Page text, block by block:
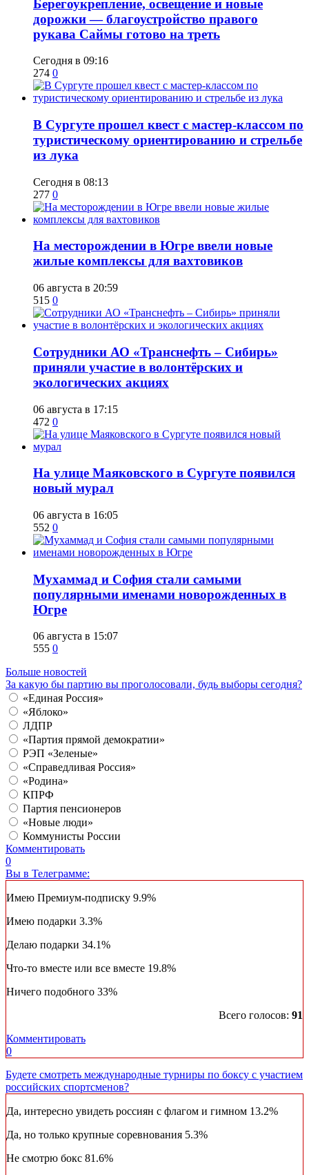
Берегоукрепление, освещение и новые
дорожки — благоустройство правого
рукава Саймы готово на треть
Сегодня в 09:16
274 0
В Сургуте прошел квест с мастер-классом по
туристическому ориентированию и стрельбе
из лука
Сегодня в 08:13
277 0
​На месторождении в Югре ввели новые
жилые комплексы для вахтовиков
06 августа в 20:59
515 0
Сотрудники АО «Транснефть – Сибирь»
приняли участие в волонтёрских и
экологических акциях
06 августа в 17:15
472 0
​На улице Маяковского в Сургуте появился
новый мурал
06 августа в 16:05
552 0
​Мухаммад и София стали самыми
популярными именами новорожденных в
Югре
06 августа в 15:07
555 0
Больше новостей
За какую бы партию вы проголосовали, будь выборы сегодня?
«Единая Россия»
«Яблоко»
ЛДПР
«Партия прямой демократии»
РЭП «Зеленые»
«Справедливая Россия»
«Родина»
КПРФ
Партия пенсионеров
«Новые люди»
Коммунисты России
Комментировать
0
Вы в Телеграмме:
Имею Премиум-подписку 9.9%
Имею подарки 3.3%
Делаю подарки 34.1%
Что-то вместе или все вместе 19.8%
Ничего подобного 33%
Всего голосов: 91
Комментировать
0
Будете смотреть международные турниры по боксу с участием
российских спортсменов?
Да, интересно увидеть россиян с флагом и гимном 13.2%
Да, но только крупные соревнования 5.3%
Не смотрю бокс 81.6%